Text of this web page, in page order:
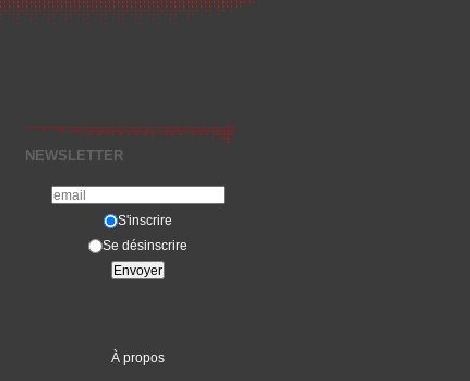
NEWSLETTER
S'inscrire
Se désinscrire
À propos